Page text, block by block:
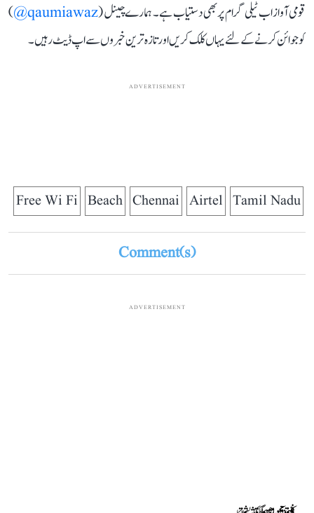
قومی آواز اب ٹیلی گرام پر بھی دستیاب ہے۔ ہمارے چینل (qaumiawaz@
)
کو جوائن کرنے کے لئے یہاں کلک کریں اور تازہ ترین خبروں سے اپ ڈیٹ رہیں۔
ADVERTISEMENT
Tamil Nadu
Airtel
Chennai
Beach
Free Wi Fi
Comment(s)
ADVERTISEMENT